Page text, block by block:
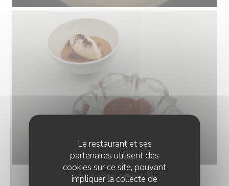
Le restaurant et ses
partenaires utilisent des
cookies sur ce site, pouvant
impliquer la collecte de